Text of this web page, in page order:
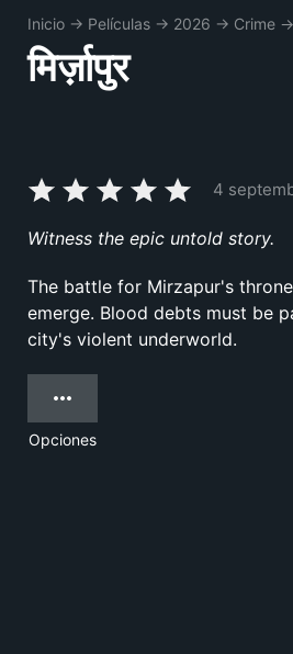
Inicio → Películas → 2026 → Crime →
मिर्ज़ापुर
4
Witness the epic untold story.
The battle for Mirzapur's
emerge. Blood debts must be
city's violent underworld.
Opciones